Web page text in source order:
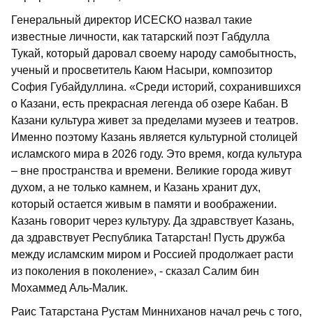
Генеральный директор ИСЕСКО назвал такие
известные личности, как татарский поэт Габдулла
Тукай, который даровал своему народу самобытность,
ученый и просветитель Каюм Насыри, композитор
София Губайдуллина. «Среди историй, сохранившихся
о Казани, есть прекрасная легенда об озере Кабан. В
Казани культура живет за пределами музеев и театров.
Именно поэтому Казань является культурной столицей
исламского мира в 2026 году. Это время, когда культура
– вне пространства и времени. Великие города живут
духом, а не только камнем, и Казань хранит дух,
который остается живым в памяти и воображении.
Казань говорит через культуру. Да здравствует Казань,
да здравствует Республика Татарстан! Пусть дружба
между исламским миром и Россией продолжает расти
из поколения в поколение», - сказал Салим бин
Мохаммед Аль-Малик.
Раис Татарстана Рустам Минниханов начал речь с того,